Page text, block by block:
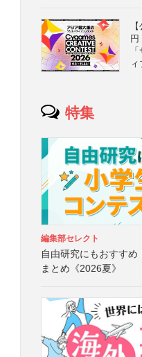
円
特集
編集部セレクト
自由研究にもおすすめ
まとめ《2026夏》